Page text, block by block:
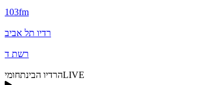
103fm
רדיו תל אביב
רשת ד
הרדיו הבינתחומיLIVE